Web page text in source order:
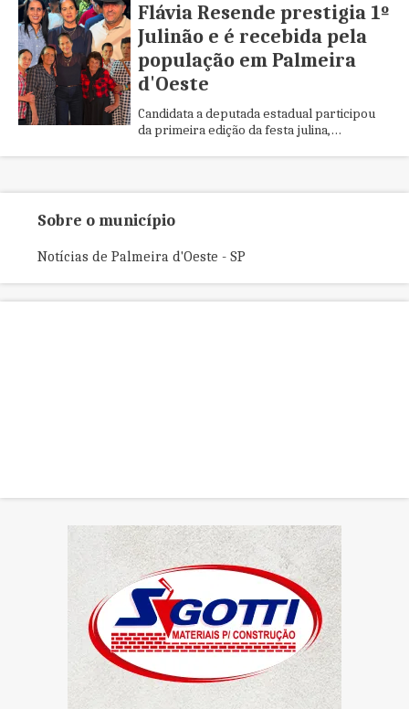
Flávia Resende prestigia 1º
Julinão e é recebida pela
população em Palmeira
d'Oeste
Candidata a deputada estadual participou
da primeira edição da festa julina,
Sobre o município
Notícias de Palmeira d'Oeste - SP